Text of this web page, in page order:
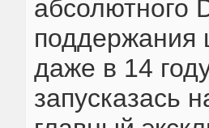
абсолютного
поддержания
даже в 14
запусказась